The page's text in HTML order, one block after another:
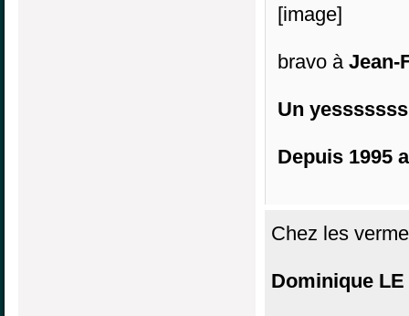
[image]
bravo à Jean-
Un
Depuis 1995
Chez les
Dominique LE